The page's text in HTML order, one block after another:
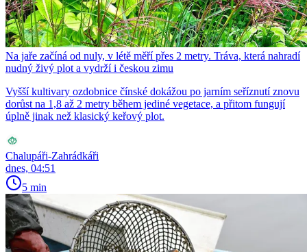
Na jaře začíná od nuly, v létě měří přes 2 metry. Tráva, která nahradí
nudný živý plot a vydrží i českou zimu
Vyšší kultivary ozdobnice čínské dokážou po jarním seříznutí znovu
dorůst na 1,8 až 2 metry během jediné vegetace, a přitom fungují
úplně jinak než klasický keřový plot.
Chalupáři-Zahrádkáři
dnes, 04:51
5 min